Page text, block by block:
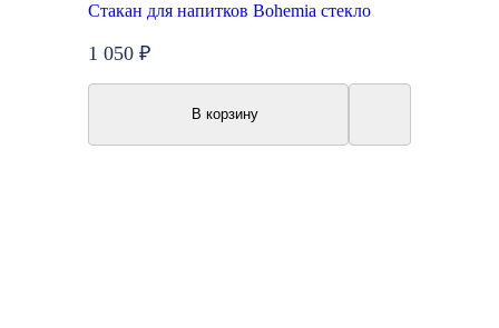
Стакан для напитков Bohemia стекло
1 050 ₽
В корзину